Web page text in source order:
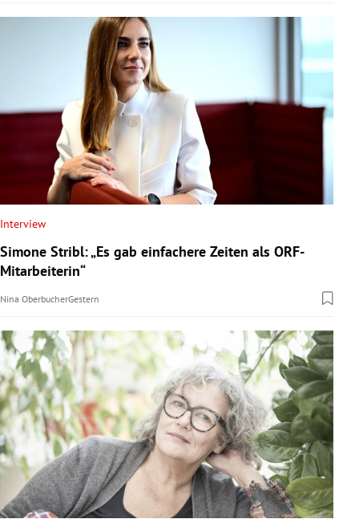
Interview
Simone Stribl: „Es gab einfachere Zeiten als ORF-
Mitarbeiterin“
Nina OberbucherGestern